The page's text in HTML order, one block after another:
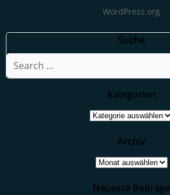
WordPress.org
Suche
Search
for:
Kategorien
Kategorien
Archiv
Archiv
Neueste Beiträge